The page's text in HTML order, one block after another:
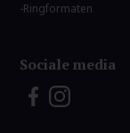
Ringformaten
Sociale media